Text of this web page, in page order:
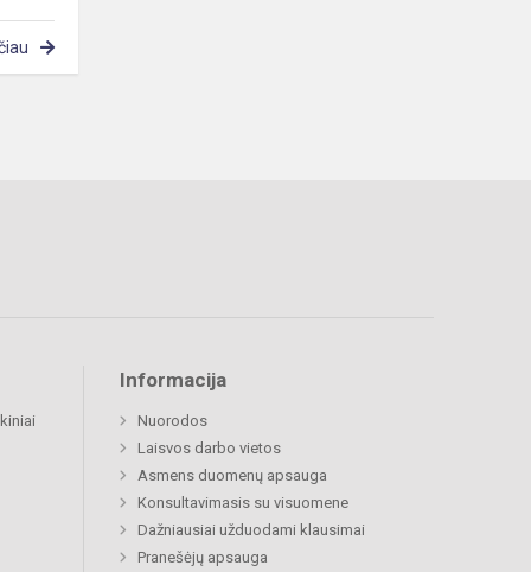
Informacija
Nuorodos
Laisvos darbo vietos
Asmens duomenų apsauga
Konsultavimasis su visuomene
Dažniausiai užduodami klausimai
Pranešėjų apsauga